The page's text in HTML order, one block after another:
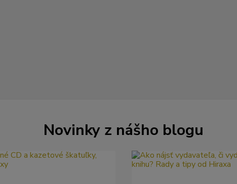
Novinky z nášho blogu